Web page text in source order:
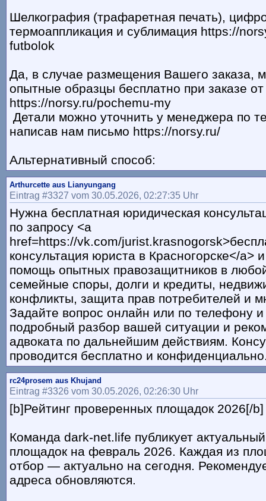
Шелкография (трафаретная печать),
термоаппликация и сублимация https://
futbolok
Да, в случае размещения Вашего заказа,
опытные образцы бесплатно при заказе
https://norsy.ru/pochemu-my
Детали можно уточнить у менеджера по
написав нам письмо https://norsy.ru/
Альтернативный способ:
Arthurcette aus Lianyungang
Eintrag #3327 vom 30.05.2026, 02:27:35 Uhr
Нужна бесплатная юридическая
по запросу <a
href=https://vk.com/
консультация юриста в Красногорске</a>
помощь опытных правозащитников в
семейные споры, долги и кредиты,
конфликты, защита прав потребителей и
Задайте вопрос онлайн или по телефону и
подробный разбор вашей ситуации и
адвоката по дальнейшим действиям.
проводится бесплатно и
rc24prosem aus Khujand
Eintrag #3326 vom 30.05.2026, 02:26:30 Uhr
[b]Рейтинг проверенных площадок 2026[/b]
Команда dark-net.life публикует
площадок на февраль 2026. Каждая из
отбор — актуально на сегодня.
адреса обновляются.